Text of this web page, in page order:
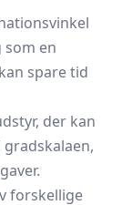
som en
spare tid
der kan
forskellige